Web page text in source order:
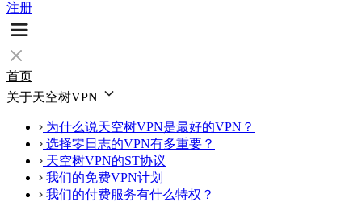
注册
首页
关于天空树VPN
为什么说天空树VPN是最好的VPN？
选择零日志的VPN有多重要？
天空树VPN的ST协议
我们的免费VPN计划
我们的付费服务有什么特权？